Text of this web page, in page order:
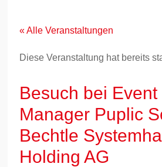
springen« Alle Veranstaltungen
Diese Veranstaltung hat bereits
Besuch bei Event
Manager Puplic
Bechtle
Holding AG